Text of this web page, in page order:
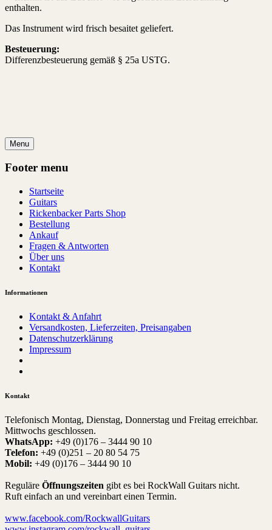
enthalten.
Das Instrument wird frisch besaitet geliefert.
Besteuerung:
Differenzbesteuerung gemäß § 25a USTG.
Menu
Footer menu
Startseite
Guitars
Rickenbacker Parts Shop
Bestellung
Ankauf
Fragen & Antworten
Über uns
Kontakt
Informationen
Kontakt & Anfahrt
Versandkosten, Lieferzeiten, Preisangaben
Datenschutzerklärung
Impressum
Kontakt
Telefonisch Montag, Dienstag, Donnerstag und Freitag erreichbar.
Mittwochs geschlossen.
WhatsApp: +49 (0)176 – 3444 90 10
Telefon: +49 (0)251 – 20 80 54 75
Mobil: +49 (0)176 – 3444 90 10
Reguläre Öffnungszeiten gibt es bei RockWall Guitars nicht.
Ruft einfach an und vereinbart einen Termin.
www.facebook.com/RockwallGuitars